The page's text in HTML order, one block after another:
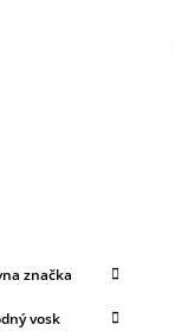
značka
vosk